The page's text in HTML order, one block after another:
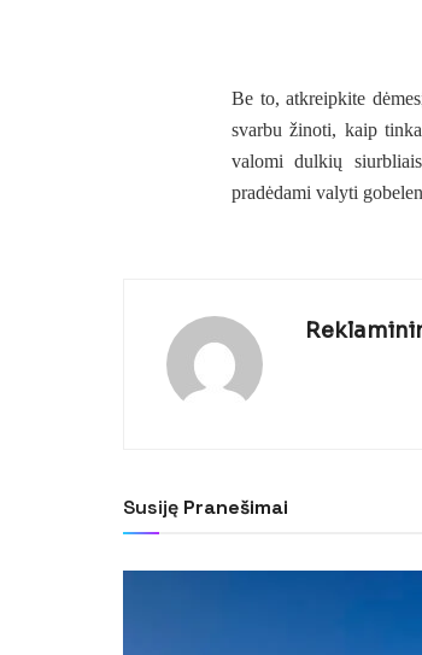
Be to, atkreipkite
svarbu žinoti, kaip
valomi dulkių
pradėdami valyti
Susiję Pranešimai